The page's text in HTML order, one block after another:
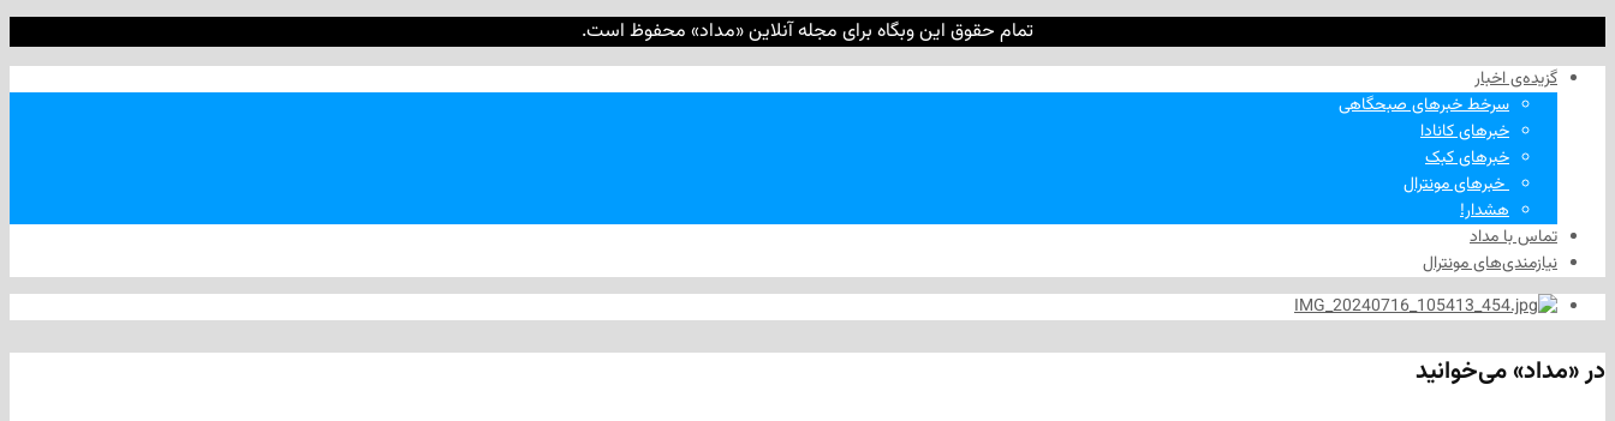
تمام حقوق این وبگاه برای مجله آنلاین «مداد» محفوظ است.
گزیده‌ی‌ اخبار
سرخط خبرهای صبحگاهی
خبرهای کانادا
خبرهای کبک
‌ خبرهای مونترال
هشدار!
تماس با مداد
نیازمندی‌های مونترال
در «مداد» می‌خوانید